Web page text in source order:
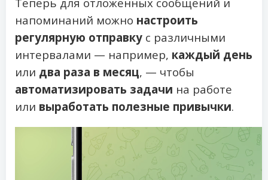
напоминаний можно настроить
регулярную отправку с различными
интервалами — например, каждый день
или два раза в месяц, — чтобы
автоматизировать задачи на работе
или выработать полезные привычки.